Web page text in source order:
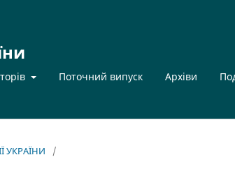
Поточний випуск Архіви
УКРАЇНИ
/